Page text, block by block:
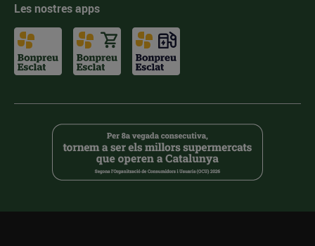
Les nostres apps